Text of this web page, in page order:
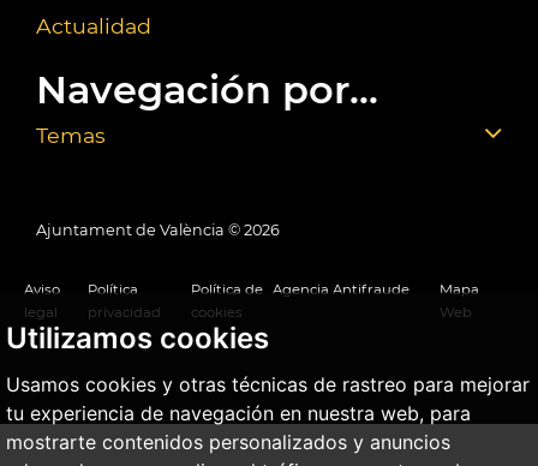
Utilizamos cookies
Usamos cookies y otras técnicas de rastreo para mejorar
tu experiencia de navegación en nuestra web, para
mostrarte contenidos personalizados y anuncios
Actualidad
Navegación por...
Temas
Ajuntament de València © 2026
Aviso
legal
Política
privacidad
Política de
cookies
Agencia Antifraude
Mapa
Web